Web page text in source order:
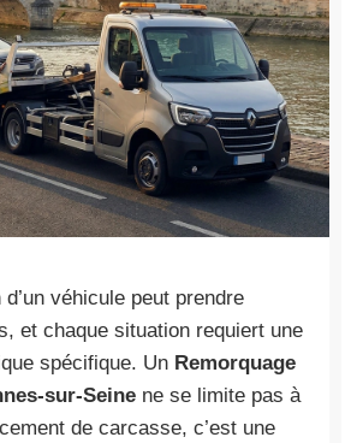
d’un véhicule peut prendre
et chaque situation requiert une
spécifique. Un Remorquage
sur-Seine ne se limite pas à
de carcasse, c’est une